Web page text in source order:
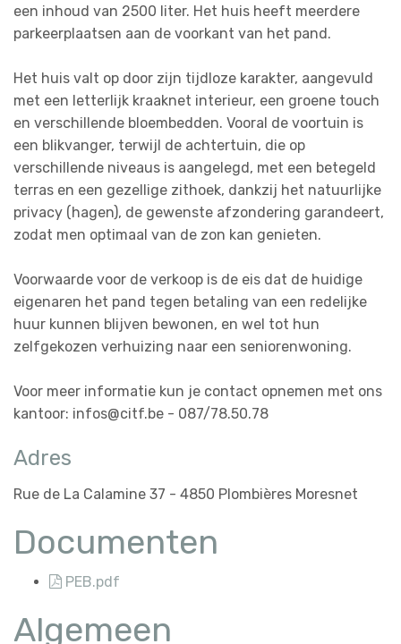
een inhoud van 2500 liter. Het huis heeft meerdere
parkeerplaatsen aan de voorkant van het pand.
Het huis valt op door zijn tijdloze karakter, aangevuld
met een letterlijk kraaknet interieur, een groene touch
en verschillende bloembedden. Vooral de voortuin is
een blikvanger, terwijl de achtertuin, die op
verschillende niveaus is aangelegd, met een betegeld
terras en een gezellige zithoek, dankzij het natuurlijke
privacy (hagen), de gewenste afzondering garandeert,
zodat men optimaal van de zon kan genieten.
Voorwaarde voor de verkoop is de eis dat de huidige
eigenaren het pand tegen betaling van een redelijke
huur kunnen blijven bewonen, en wel tot hun
zelfgekozen verhuizing naar een seniorenwoning.
Voor meer informatie kun je contact opnemen met ons
kantoor: infos@citf.be - 087/78.50.78
Adres
Rue de La Calamine 37 - 4850 Plombières Moresnet
Documenten
PEB.pdf
Algemeen